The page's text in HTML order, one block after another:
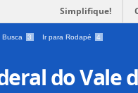
Simplifique!
Busca 3 Ir para Rodapé 4
do Vale